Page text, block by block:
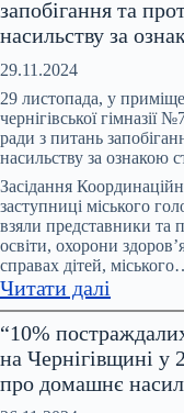
3
роботи
в
поліції
Ніжина
та
запобігання та
насильству за
29.11.2024
29 листопада, у
чернігівської гімназії
ради з питань
насильству за ознакою
Засідання
заступниці міського
взяли представники та
освіти, охорони
справах дітей,
Читати далі
На
раді
“10%
на Чернігівщині у
про домашнє